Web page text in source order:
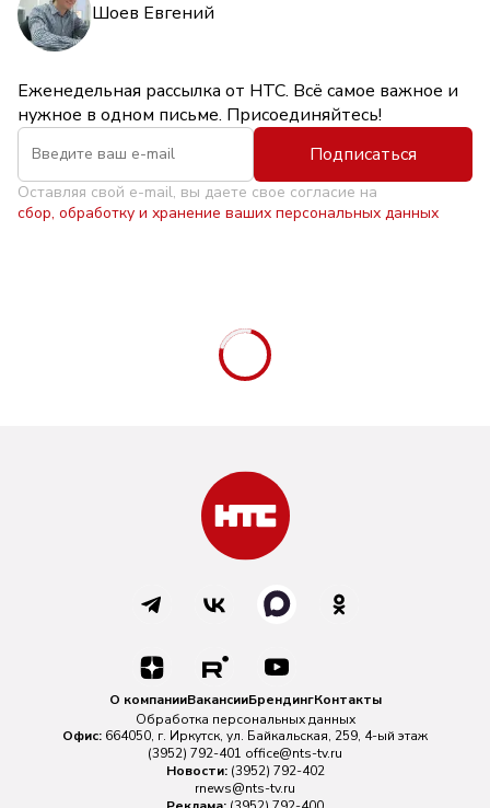
Шоев Евгений
Еженедельная рассылка от НТС. Всё самое важное и
нужное в одном письме. Присоединяйтесь!
Подписаться
Оставляя свой e-mail, вы даете свое согласие на
сбор, обработку и хранение ваших персональных данных
О компанииВакансииБрендингКонтакты
Обработка персональных данных
Офис: 664050, г. Иркутск, ул. Байкальская, 259, 4-ый этаж
(3952) 792-401 office@nts-tv.ru
Новости: (3952) 792-402
rnews@nts-tv.ru